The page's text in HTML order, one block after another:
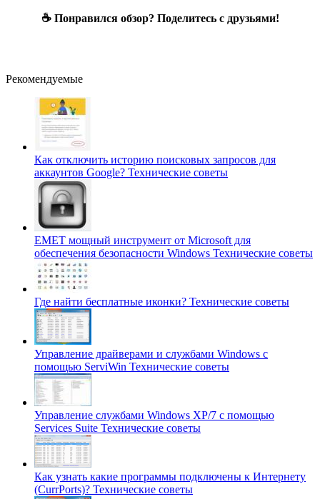
☕ Понравился обзор? Поделитесь с друзьями!
Рекомендуемые
Как отключить историю поисковых запросов для
аккаунтов Google? Технические советы
EMET мощный инструмент от Microsoft для
обеспечения безопасности Windows Технические советы
Где найти бесплатные иконки? Технические советы
Управление драйверами и службами Windows с
помощью ServiWin Технические советы
Управление службами Windows XP/7 с помощью
Services Suite Технические советы
Как узнать какие программы подключены к Интернету
(CurrPorts)? Технические советы